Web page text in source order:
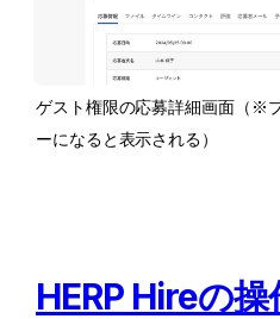
ゲスト権限の応募詳細画面（※
ーになると表示される）
HERP Hireの